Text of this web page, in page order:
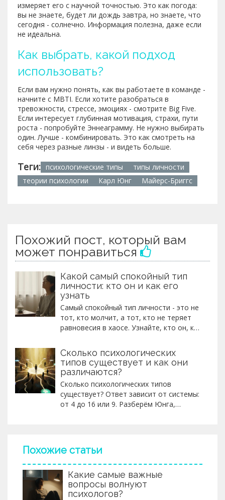
измеряет его с научной точностью. Это как погода:
вы не знаете, будет ли дождь завтра, но знаете, что
сегодня - солнечно. Информация полезна, даже если
не идеальна.
Как выбрать, какой подход
использовать?
Если вам нужно понять, как вы работаете в команде -
начните с MBTI. Если хотите разобраться в
тревожности, стрессе, эмоциях - смотрите Big Five.
Если интересует глубинная мотивация, страхи, пути
роста - попробуйте Эннеаграмму. Не нужно выбирать
один. Лучше - комбинировать. Это как смотреть на
себя через разные линзы - и видеть больше.
Теги: психологические типы
типы личности
теории психологии
Карл Юнг Майерс-Бриггс
Похожий пост, который вам
может понравиться
Какой самый спокойный тип
личности: кто он и как его
узнать
Самый спокойный тип личности - это не
тот, кто молчит, а тот, кто не теряет
равновесия в хаосе. Узнайте, кто он, как
Сколько психологических
типов существует и как они
различаются?
Сколько психологических типов
существует? Ответ зависит от системы:
от 4 до 16 или 9. Разберём Юнга,
Похожие статьи
Какие самые важные
вопросы волнуют
психологов?